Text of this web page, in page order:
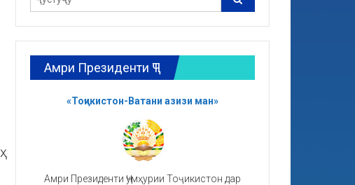
Амри Президенти ҶТ
«Тоҷикистон-Ватани азизи ман»
Амри Президенти Ҷумҳурии Тоҷикистон дар